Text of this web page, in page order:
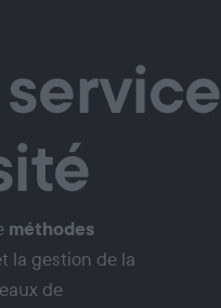
méthodes
la gestion de la
de